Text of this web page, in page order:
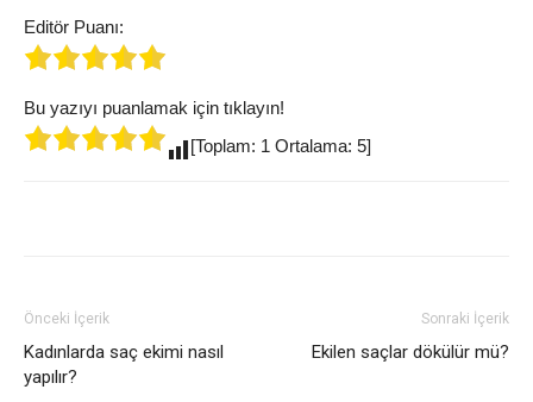
Editör Puanı:
Bu yazıyı puanlamak için tıklayın!
[Toplam: 1 Ortalama: 5]
Önceki İçerik
Kadınlarda saç ekimi nasıl
yapılır?
Sonraki İçerik
Ekilen saçlar dökülür mü?